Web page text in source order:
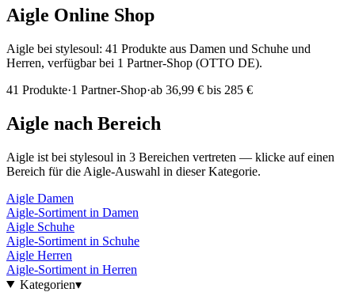
Aigle Online Shop
Aigle bei stylesoul: 41 Produkte aus Damen und Schuhe und
Herren, verfügbar bei 1 Partner-Shop (OTTO DE).
41 Produkte·1 Partner-Shop·ab 36,99 € bis 285 €
Aigle nach Bereich
Aigle ist bei stylesoul in 3 Bereichen vertreten — klicke auf einen
Bereich für die Aigle-Auswahl in dieser Kategorie.
Aigle Damen
Aigle-Sortiment in Damen
Aigle Schuhe
Aigle-Sortiment in Schuhe
Aigle Herren
Aigle-Sortiment in Herren
Kategorien▾